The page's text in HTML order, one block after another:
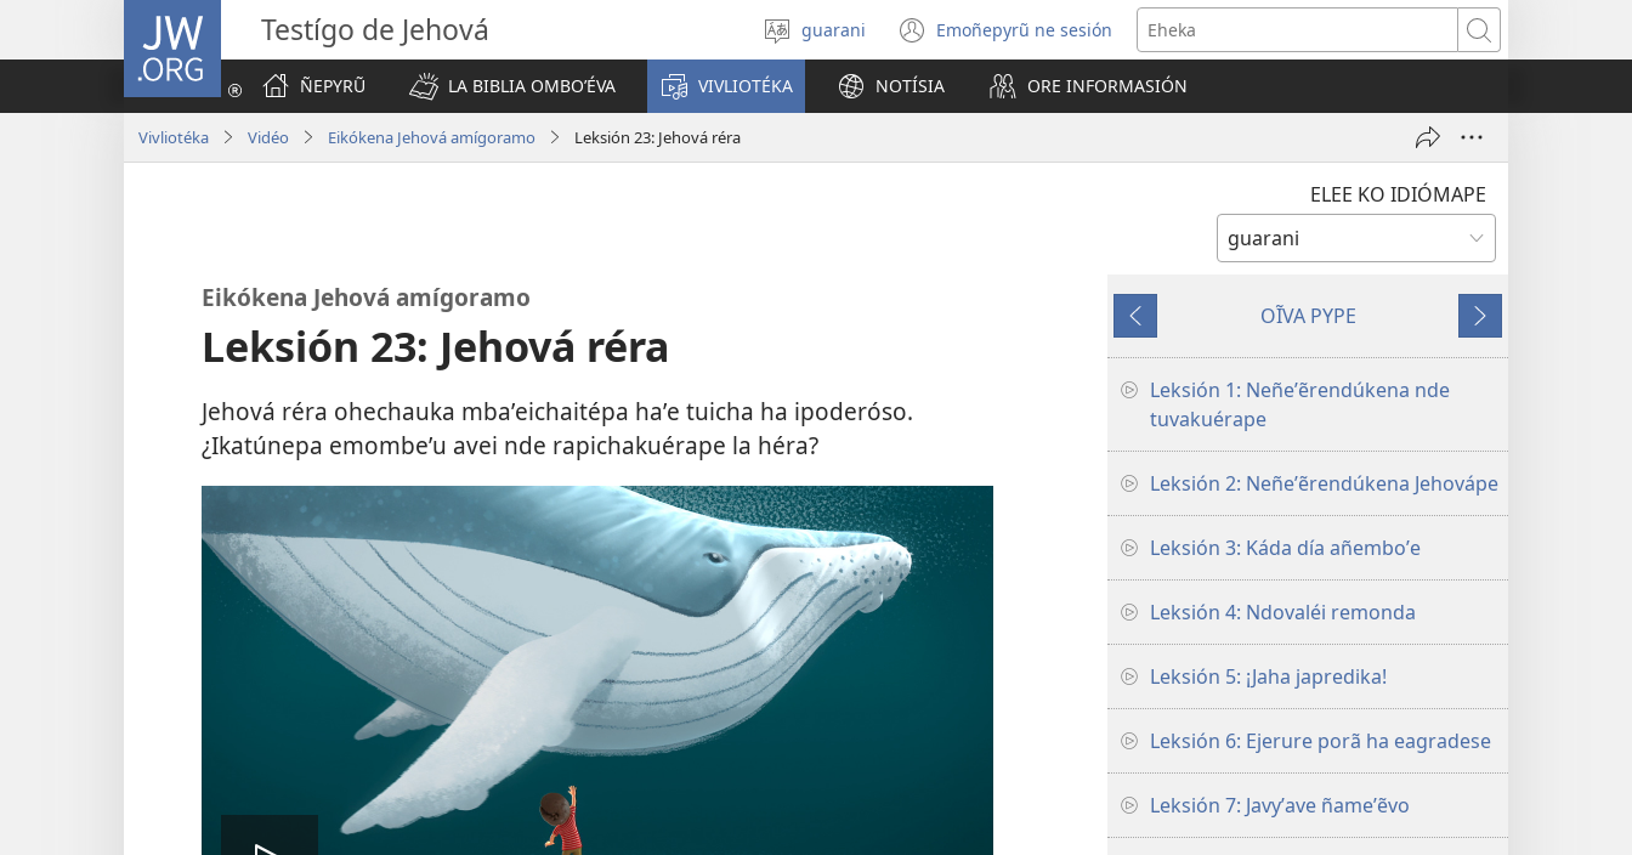
JW.ORG Testígo de Jehová
Eiporavo
peteĩ
idióma
guarani Emoñepyrũ ne sesión
(abre
una
nueva
ventana)
Eheka
ÑEPYRŨ
LA BIBLIA OMBOʼÉVA VIVLIOTÉKA NOTÍSIA ORE INFORMASIÓN
Vivliotéka Vidéo Eikókena Jehová amígoramo Leksión 23: Jehová réra
ELEE KO IDIÓMAPE
Eikókena Jehová amígoramo
Leksión 23: Jehová réra
Jehová réra ohechauka mbaʼeichaitépa haʼe tuicha ha ipoderóso.
¿Ikatúnepa emombeʼu avei nde rapichakuérape la héra?
Kóva
mboyve
OĨVA PYPE
Kóva
rire
Leksión 1: Neñeʼẽrendúkena nde
tuvakuérape
Leksión 2: Neñeʼẽrendúkena Jehovápe
Leksión 3: Káda día añemboʼe
Leksión 4: Ndovaléi remonda
Leksión 5: ¡Jaha japredika!
Leksión 6: Ejerure porã ha eagradese
Leksión 7: Javyʼave ñameʼẽvo